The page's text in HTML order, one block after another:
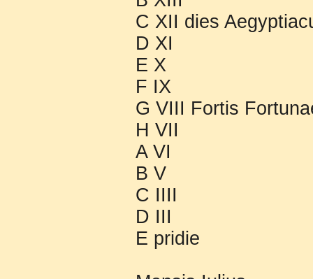
C XII dies
D XI
E X
F IX
G VIII Fortis
H VII
A VI
B V
C IIII
D III
E pridie